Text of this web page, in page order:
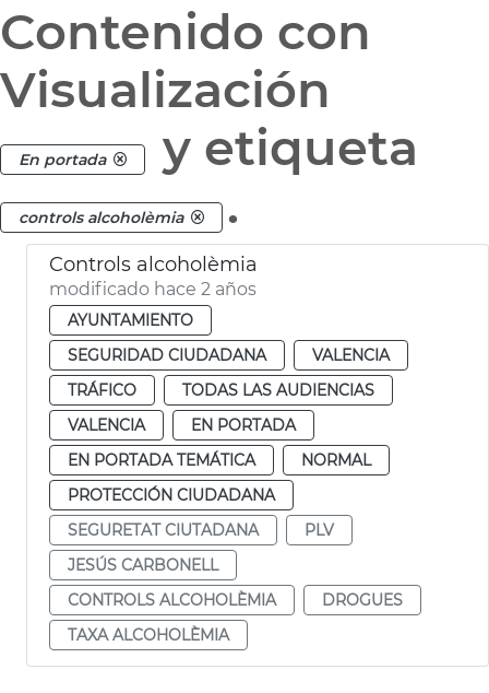
Contenido con
Visualización
En portada y etiqueta
controls alcoholèmia .
Controls alcoholèmia
modificado hace 2 años
AYUNTAMIENTO
SEGURIDAD CIUDADANA
VALENCIA
TRÁFICO
TODAS LAS AUDIENCIAS
VALENCIA
EN PORTADA
EN PORTADA TEMÁTICA
NORMAL
PROTECCIÓN CIUDADANA
SEGURETAT CIUTADANA
PLV
JESÚS CARBONELL
CONTROLS ALCOHOLÈMIA
DROGUES
TAXA ALCOHOLÈMIA